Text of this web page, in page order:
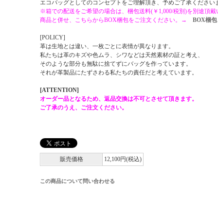
エコバッグとしてのコンセプトをご理解頂き、予めご了承ください
※箱での配送をご希望の場合は、梱包送料(￥1,000/税別)を別途頂戴
商品と併せ、こちらからBOX梱包をご注文ください。→ BOX梱包
[POLICY]
革は生地とは違い、一枚ごとに表情が異なります。
私たちは革のキズや色ムラ、シワなどは天然素材の証と考え、
そのような部分も無駄に捨てずにバッグを作っています。
それが革製品にたずさわる私たちの責任だと考えています。
[ATTENTION]
オーダー品となるため、返品交換は不可とさせて頂きます。
ご了承のうえ、ご注文ください。
販売価格 12,100円(税込)
この商品について問い合わせる